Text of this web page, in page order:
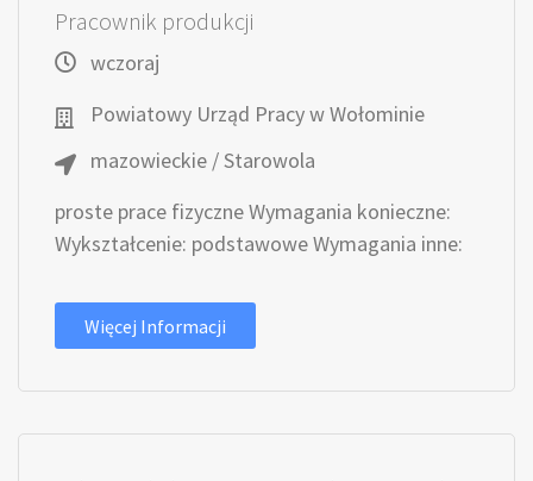
Pracownik produkcji
wczoraj
Powiatowy Urząd Pracy w Wołominie
mazowieckie / Starowola
proste prace fizyczne Wymagania konieczne:
Wykształcenie: podstawowe Wymagania inne:
Więcej Informacji